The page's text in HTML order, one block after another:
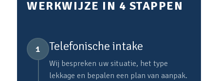
WERKWIJZE IN 4 STAPPEN
1 Telefonische intake
Wij bespreken uw situatie, het type
lekkage en bepalen een plan van aanpak.